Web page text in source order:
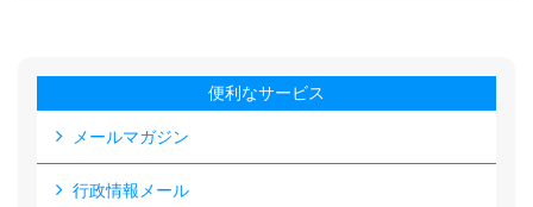
便利なサービス
メールマガジン
行政情報メール